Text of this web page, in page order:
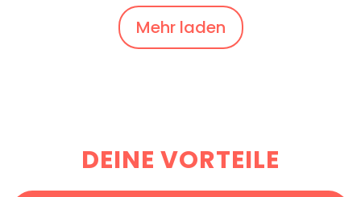
Mehr laden
DEINE VORTEILE